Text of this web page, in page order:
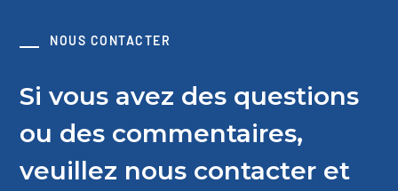
NOUS CONTACTER
Si vous avez des questions
ou des commentaires,
veuillez nous contacter et